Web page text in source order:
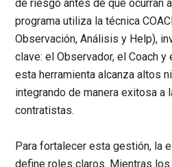
de riesgo antes de que ocurran
programa utiliza la técnica
Observación, Análisis y Help),
clave: el Observador, el Coach
esta herramienta alcanza altos
integrando de manera exitosa a
contratistas.
Para fortalecer esta gestión, la
define roles claros. Mientras